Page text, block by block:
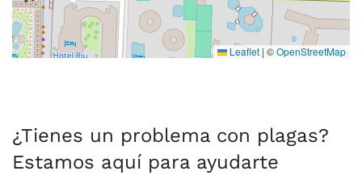
Leaflet | ©OpenStreetMap
¿Tienes un problema con plagas?
Estamos aquí para ayudarte